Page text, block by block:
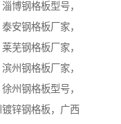
博钢格板型号，
安钢格板厂家，
芜钢格板厂家，
州钢格板厂家，
州钢格板型号，
锌钢格板，广西